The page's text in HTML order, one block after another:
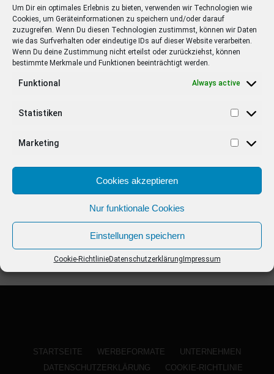
Um Dir ein optimales Erlebnis zu bieten, verwenden wir Technologien wie
Cookies, um Geräteinformationen zu speichern und/oder darauf
zuzugreifen. Wenn Du diesen Technologien zustimmst, können wir Daten
wie das Surfverhalten oder eindeutige IDs auf dieser Website verarbeiten.
Wenn Du deine Zustimmung nicht erteilst oder zurückziehst, können
bestimmte Merkmale und Funktionen beeinträchtigt werden.
Funktional Always active
Statistiken
Marketing
Cookies akzeptieren
Nur funktionale Cookies
Einstellungen speichern
Cookie-RichtlinieDatenschutzerklärung Impressum
EMPFOHLEN
STARS 4 years ago
Barbara Schöneberger Moderatorin
von “Verstehen Sie Spaß?”
STARTSEITE WERBEFORMATE
UNTERNEHMEN
DATENSCHUTZERKLÄRUNG
COOKIE-RICHTLINIE